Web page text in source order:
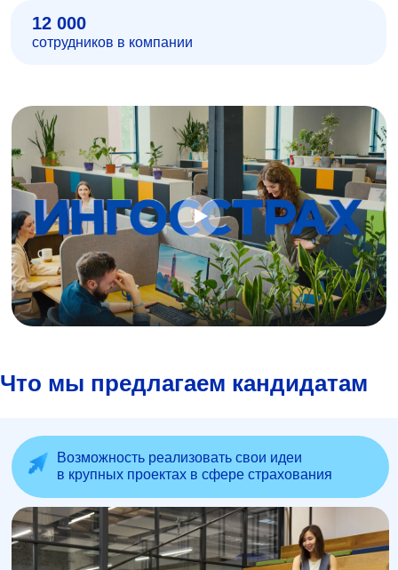
12 000
сотрудников в компании
Что мы предлагаем кандидатам
Возможность реализовать свои идеи
в крупных проектах в сфере страхования